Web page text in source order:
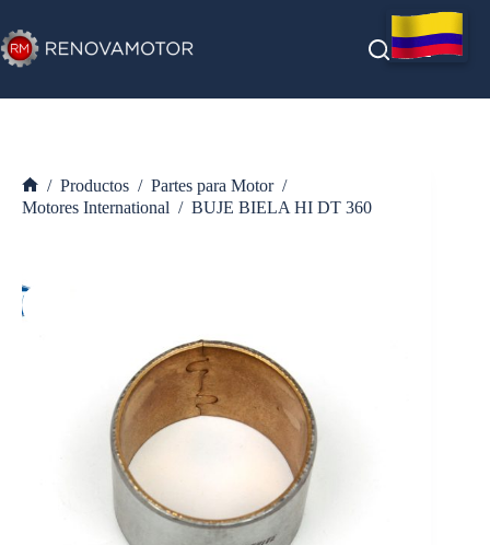
al
contenido
Inicio
/ Productos / Partes para Motor /
Motores International / BUJE BIELA HI DT 360